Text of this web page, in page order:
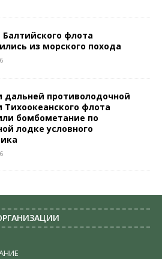
Балтийского флота
из морского похода
дальней противолодочной
Тихоокеанского флота
бомбометание по
лодке условного